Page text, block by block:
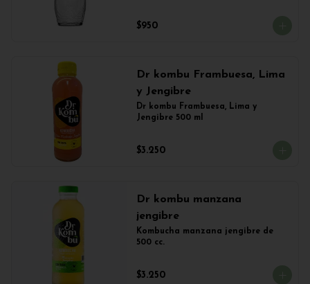
$950
Dr kombu Frambuesa, Lima
y Jengibre
Dr kombu Frambuesa, Lima y
Jengibre 500 ml
$3.250
Dr kombu manzana
jengibre
Kombucha manzana jengibre de
500 cc.
$3.250